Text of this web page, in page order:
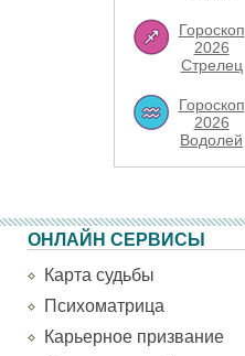
Гороскоп
2026
Стрелец
Гороскоп
2026
Водолей
ОНЛАЙН СЕРВИСЫ
Карта судьбы
Психоматрица
Карьерное призвание